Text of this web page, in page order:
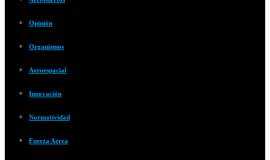
Opinión
Organismos
Aeroespacial
Innovación
Normatividad
Fuerza Aerea